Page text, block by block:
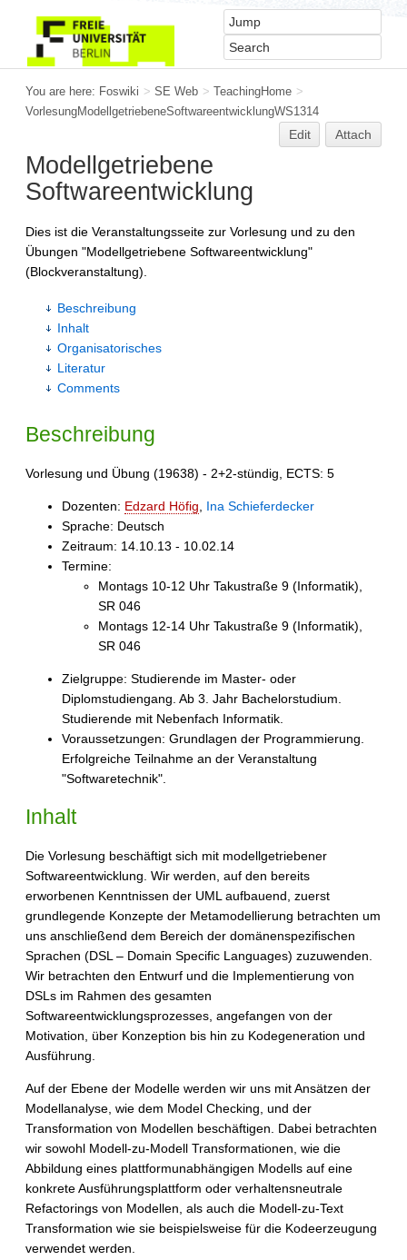
You are here: Foswiki > SE Web > TeachingHome >
VorlesungModellgetriebeneSoftwareentwicklungWS1314
Edit Attach
Modellgetriebene
Softwareentwicklung
Dies ist die Veranstaltungsseite zur Vorlesung und zu den
Übungen "Modellgetriebene Softwareentwicklung"
(Blockveranstaltung).
Beschreibung
Inhalt
Organisatorisches
Literatur
Comments
Beschreibung
Vorlesung und Übung (19638) - 2+2-stündig, ECTS: 5
Dozenten: Edzard Höfig
Ina Schieferdecker
Sprache: Deutsch
Zeitraum: 14.10.13 - 10.02.14
Termine:
Montags 10-12 Uhr Takustraße 9 (Informatik),
SR 046
Montags 12-14 Uhr Takustraße 9 (Informatik),
SR 046
Zielgruppe: Studierende im Master- oder
Diplomstudiengang. Ab 3. Jahr Bachelorstudium.
Studierende mit Nebenfach Informatik.
Voraussetzungen: Grundlagen der Programmierung.
Erfolgreiche Teilnahme an der Veranstaltung
"Softwaretechnik".
Inhalt
Die Vorlesung beschäftigt sich mit modellgetriebener
Softwareentwicklung. Wir werden, auf den bereits
erworbenen Kenntnissen der UML aufbauend, zuerst
grundlegende Konzepte der Metamodellierung betrachten um
uns anschließend dem Bereich der domänenspezifischen
Sprachen (DSL – Domain Specific Languages) zuzuwenden.
Wir betrachten den Entwurf und die Implementierung von
DSLs im Rahmen des gesamten
Softwareentwicklungsprozesses, angefangen von der
Motivation, über Konzeption bis hin zu Kodegeneration und
Ausführung.
Auf der Ebene der Modelle werden wir uns mit Ansätzen der
Modellanalyse, wie dem Model Checking, und der
Transformation von Modellen beschäftigen. Dabei betrachten
wir sowohl Modell-zu-Modell Transformationen, wie die
Abbildung eines plattformunabhängigen Modells auf eine
konkrete Ausführungsplattform oder verhaltensneutrale
Refactorings von Modellen, als auch die Modell-zu-Text
Transformation wie sie beispielsweise für die Kodeerzeugung
verwendet werden.